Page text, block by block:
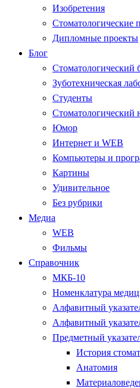
Изобретения
Стоматологические
Дипломные проекты
Блог
Стоматологический
Зуботехническая
Студенты
Стоматологический
Юмор
Интернет и WEB
Компьютеры и
Картины
Удивительное
Без рубрики
Медиа
WEB
Фильмы
Справочник
МКБ-10
Номенклатура
Алфавитный
Алфавитный
Предметный
История
Анатомия